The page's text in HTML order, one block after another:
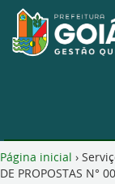
Página inicial ›
DE PROPOSTAS N°